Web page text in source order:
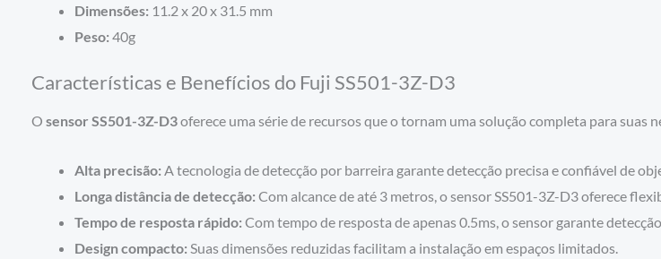
Dimensões: 11.2 x 20 x 31.5 mm
Peso: 40g
Características e Benefícios do Fuji SS501-3Z-D3
O sensor SS501-3Z-D3oferece uma série de recursos que o tornam uma solução completa para suas
Alta precisão: A tecnologia de detecção por barreira garante detecção precisa e confiável de
Longa distância de detecção: Com alcance de até 3 metros, o sensor SS501-3Z-D3 oferece
Tempo de resposta rápido: Com tempo de resposta de apenas 0.5ms, o sensor garante
Design compacto: Suas dimensões reduzidas facilitam a instalação em espaços limitados.